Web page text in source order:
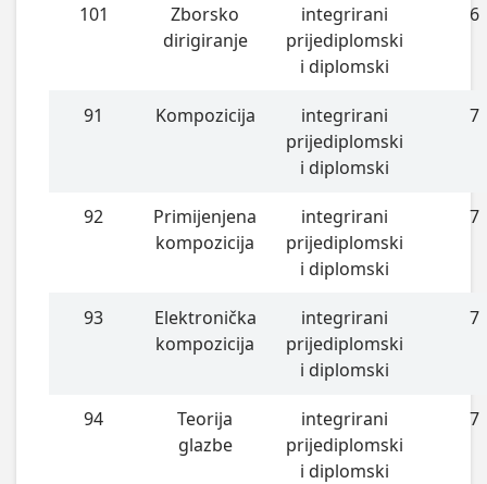
101
Zborsko
dirigiranje
integrirani
prijediplomski
i diplomski
6
91 Kompozicija
integrirani
prijediplomski
i diplomski
7
92
Primijenjena
kompozicija
integrirani
prijediplomski
i diplomski
7
93
Elektronička
kompozicija
integrirani
prijediplomski
i diplomski
7
94
Teorija
glazbe
integrirani
prijediplomski
i diplomski
7